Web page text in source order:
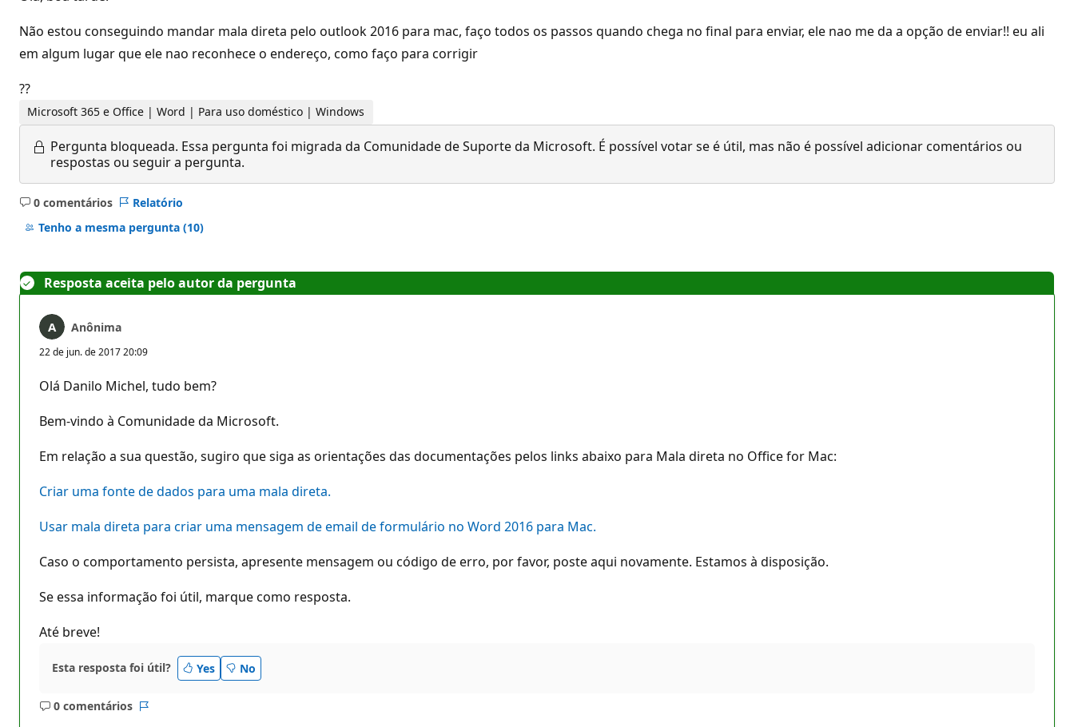
Não estou conseguindo mandar mala direta pelo outlook 2016 para mac, faço todos os passos quando chega no final para enviar, ele nao me da a opção de enviar!! eu ali
em algum lugar que ele nao reconhece o endereço, como faço para corrigir
??
Microsoft 365 e Office | Word | Para uso doméstico | Windows
Pergunta bloqueada. Essa pergunta foi migrada da Comunidade de Suporte da Microsoft. É possível votar se é útil, mas não é possível adicionar comentários ou
respostas ou seguir a pergunta.
0 comentários
Sem
comentários
Relatório
Tenho a mesma pergunta (10)
Resposta aceita pelo autor da pergunta
Anônima
22 de jun. de 2017 20:09
Olá Danilo Michel, tudo bem?
Bem-vindo à Comunidade da Microsoft.
Em relação a sua questão, sugiro que siga as orientações das documentações pelos links abaixo para Mala direta no Office for Mac:
Criar uma fonte de dados para uma mala direta.
Usar mala direta para criar uma mensagem de email de formulário no Word 2016 para Mac.
Caso o comportamento persista, apresente mensagem ou código de erro, por favor, poste aqui novamente. Estamos à disposição.
Se essa informação foi útil, marque como resposta.
Até breve!
Esta resposta foi útil? Yes No
0 comentários
Sem